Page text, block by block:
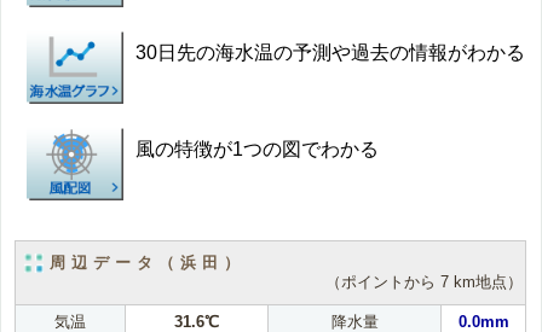
30日先の海水温の予測や過去の情報がわかる
風の特徴が1つの図でわかる
周辺データ（浜田）
（ポイントから 7 km地点）
気温 31.6℃ 降水量
0.0mm